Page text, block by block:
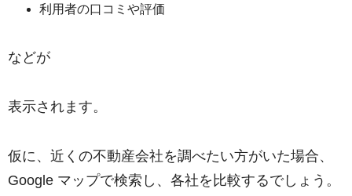
利用者の口コミや評価
などが
表示されます。
仮に、近くの不動産会社を調べたい方がいた場合、
Google マップで検索し、各社を比較するでしょう。